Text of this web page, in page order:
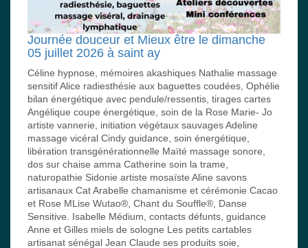
Journée douceur et Mieux être le dimanche
05 juillet 2026 à saint ay
Céline hypnose, mémoires akashiques Nathalie massage
sensitif Alice radiesthésie aux baguettes coudées, Ophélie
bilan énergétique avec pendule/ressentis, tirages cartes
Angélique coupe énergétique, soin de la Rose Marie- Jo
artiste vannerie, initiation végétaux sauvages Adeline
massage vicéral Cindy guidance, soin énergétique,
libération transgénérationnelle Maïté massage sonore,
dos sur chaise amma Catherine soin la trame,
naturopathie Sidonie artiste mosaïste Aline savons
artisanaux Cat Arabelle chamanisme et cérémonie Cacao
et Rose MLise Wutao®, Chant du Souffle®, Danse
Sensitive. Isabelle Médium, contacts défunts, guidance
Anne et Gilles miels de sologne Les petits cartables
artisanat sénégal Jean Claude ses produits soie,